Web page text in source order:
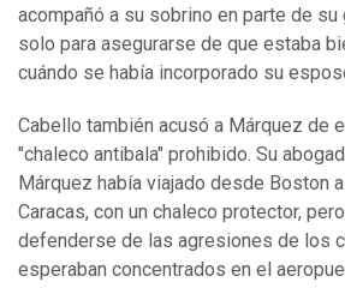
acompañó a su sobrino en parte de su
solo para asegurarse de que estaba
cuándo se había incorporado su
Cabello también acusó a Márquez de
"chaleco antibala" prohibido. Su
Márquez había viajado desde Boston
Caracas, con un chaleco protector,
defenderse de las agresiones de los
esperaban concentrados en el